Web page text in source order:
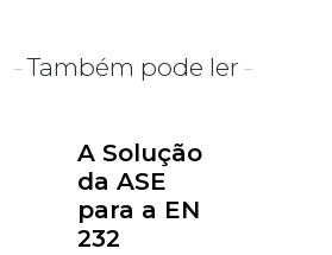
Também pode ler
A Solução
da ASE
para a EN
232